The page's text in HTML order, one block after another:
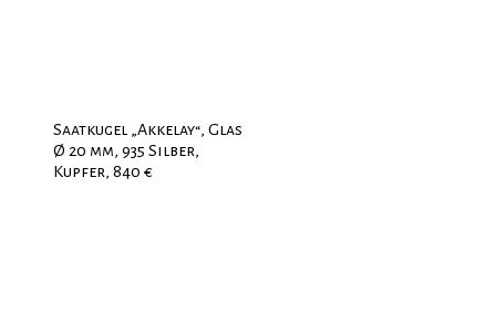
Saatkugel „Akkelay“, Glas
Ø 20 mm, 935 Silber,
Kupfer, 840 €